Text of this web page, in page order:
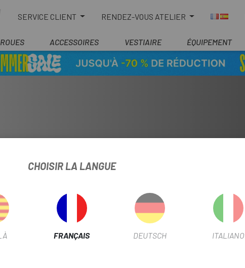
SERVICE CLIENT RENDEZ-VOUS ATELIER
ROUES ACCESSOIRES VESTIAIRE ÉQUIPEMENT
CHOISIR LA LANGUE
FRANÇAIS DEUTSCH ITALIANO